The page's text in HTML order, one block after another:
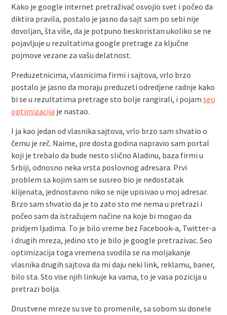
Kako je google internet pretraživač osvojio svet i počeo da
diktira pravila, postalo je jasno da sajt sam po sebi nije
dovoljan, šta više, da je potpuno beskoristan ukoliko se ne
pojavljuje u rezultatima google pretrage za ključne
pojmove vezane za vašu delatnost.
Preduzetnicima, vlasnicima firmi i sajtova, vrlo brzo
postalo je jasno da moraju preduzeti odredjene radnje kako
bi se u rezultatima pretrage sto bolje rangirali, i pojam seo
optimizacija je nastao.
I ja kao jedan od vlasnika sajtova, vrlo brzo sam shvatio o
čemu je reč. Naime, pre dosta godina napravio sam portal
koji je trebalo da bude nesto slično Aladinu, baza firmi u
Srbiji, odnosno neka vrsta poslovnog adresara. Prvi
problem sa kojim sam se susreo bio je nedostatak
klijenata, jednostavno niko se nije upisivao u moj adresar.
Brzo sam shvatio da je to zato sto me nema u pretrazi i
počeo sam da istražujem načine na koje bi mogao da
pridjem ljudima. To je bilo vreme bez Facebook-a, Twitter-a
i drugih mreza, jedino sto je bilo je google pretrazivac. Seo
optimizacija toga vremena svodila se na moljakanje
vlasnika drugih sajtova da mi daju neki link, reklamu, baner,
bilo sta. Sto vise njih linkuje ka vama, to je vasa pozicija u
pretrazi bolja.
Drustvene mreze su sve to promenile, sa sobom su donele